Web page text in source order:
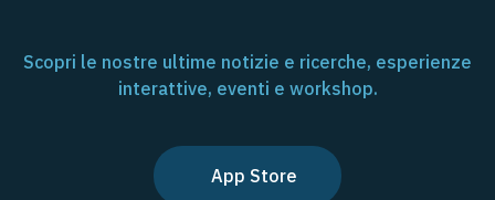
Scopri le nostre ultime notizie e ricerche, esperienze
interattive, eventi e workshop.
App Store